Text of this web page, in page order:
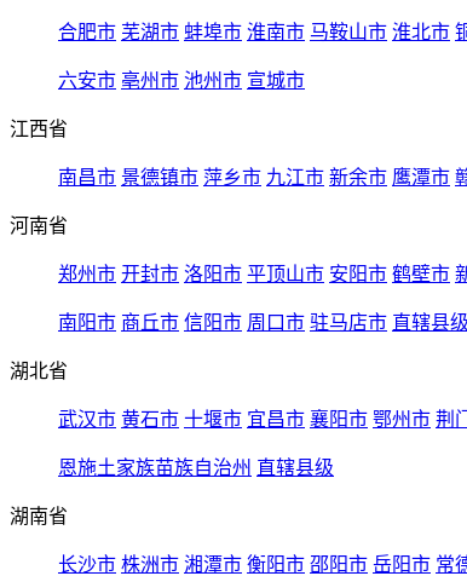
合肥市 芜湖市 蚌埠市 淮南市 马鞍山市 淮北市
六安市 亳州市 池州市 宣城市
江西省
南昌市 景德镇市 萍乡市 九江市 新余市 鹰潭市
河南省
郑州市 开封市 洛阳市 平顶山市 安阳市 鹤壁市
南阳市 商丘市 信阳市 周口市 驻马店市 直辖县级
湖北省
武汉市 黄石市 十堰市 宜昌市 襄阳市 鄂州市 荆
恩施土家族苗族自治州 直辖县级
湖南省
长沙市 株洲市 湘潭市 衡阳市 邵阳市 岳阳市 常